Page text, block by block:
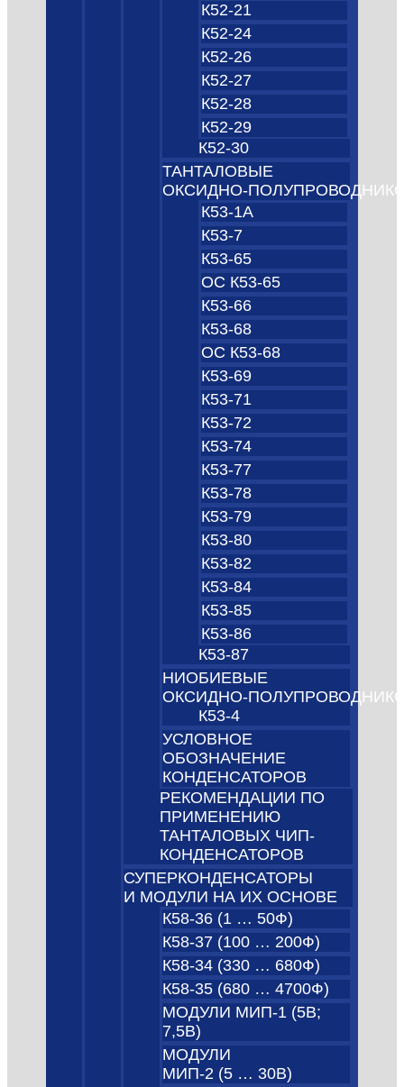
К52-21
К52-24
К52-26
К52-27
К52-28
К52-29
К52-30
ТАНТАЛОВЫЕ
К53-1А
К53-7
К53-65
ОС К53-65
К53-66
К53-68
ОС К53-68
К53-69
К53-71
К53-72
К53-74
К53-77
К53-78
К53-79
К53-80
К53-82
К53-84
К53-85
К53-86
К53-87
НИОБИЕВЫЕ
К53-4
УСЛОВНОЕ
ОБОЗНАЧЕНИЕ
КОНДЕНСАТОРОВ
РЕКОМЕНДАЦИИ ПО
ПРИМЕНЕНИЮ
ТАНТАЛОВЫХ ЧИП-
КОНДЕНСАТОРОВ
СУПЕРКОНДЕНСАТОРЫ
И МОДУЛИ НА ИХ ОСНОВЕ
К58-36 (1 … 50Ф)
К58-37 (100 … 200Ф)
К58-34 (330 … 680Ф)
К58-35 (680 … 4700Ф)
МОДУЛИ МИП-1 (5В;
7,5B)
МОДУЛИ
МИП-2 (5 … 30В)